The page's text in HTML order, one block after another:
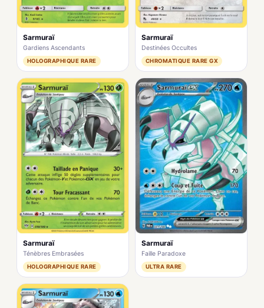
Sarmuraï
Gardiens Ascendants
HOLOGRAPHIQUE RARE
Sarmuraï
Destinées Occultes
CHROMATIQUE RARE GX
Sarmuraï
Ténèbres Embrasées
HOLOGRAPHIQUE RARE
Sarmuraï
Faille Paradoxe
ULTRA RARE